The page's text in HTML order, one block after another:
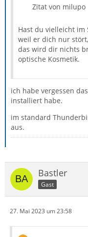
Zitat von milupo
Hast du vielleicht im
weil er dich nur
das wird dir nichts
optische Kosmetik.
ich habe vergessen
installiert habe.
im standard
aus.
Bastler
Gast
27. Mai 2023 um 23:58